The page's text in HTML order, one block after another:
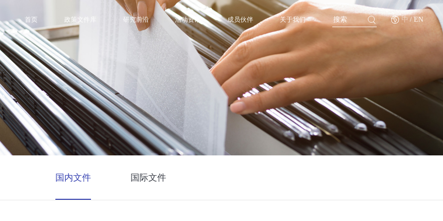
首页 政策文件库 研究前沿 活动资讯 成员伙伴 关于我们 中 / EN
国内文件 国际文件